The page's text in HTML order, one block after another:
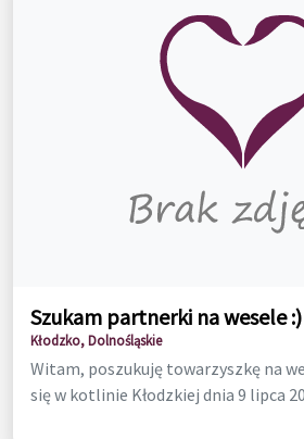
Szukam partnerki na wesele :)
Kłodzko, Dolnośląskie
Witam, poszukuję towarzyszkę na
się w kotlinie Kłodzkiej dnia 9 lipca